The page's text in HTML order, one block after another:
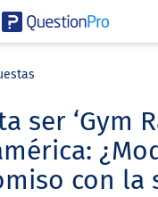
ser ‘Gym
con la